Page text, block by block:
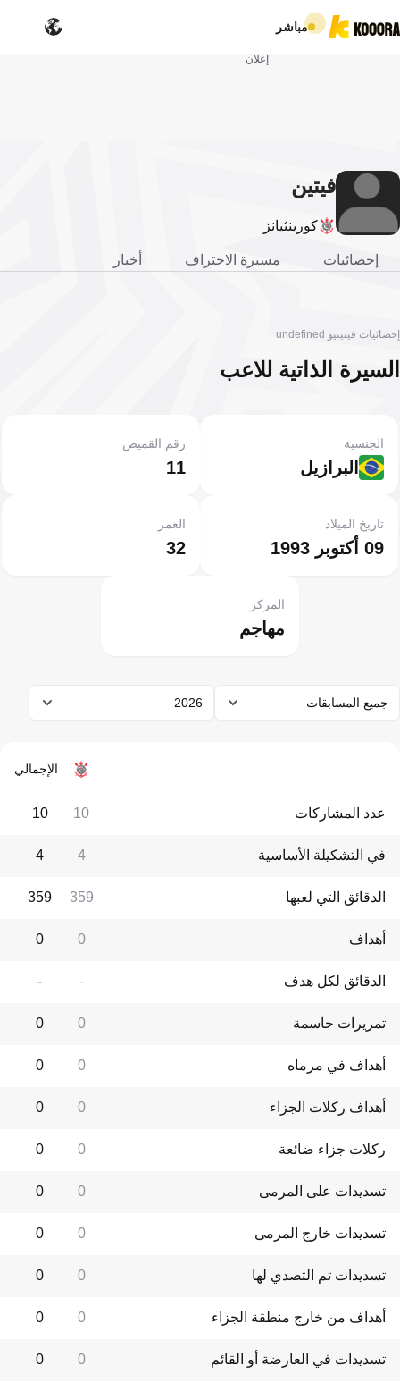
مباشر
إعلان
فيتين
يوكورينثيانز
إحصائيات مسيرة الاحتراف أخبار
إحصائيات فيتينيو undefined
السيرة الذاتية للاعب
البرازيل
الجنسية
11
رقم القميص
09 أكتوبر 1993
تاريخ الميلاد
32
العمر
مهاجم
المركز
جميع المسابقات 2026
الإجمالي
عدد المشاركات 10
10
في التشكيلة الأساسية 4
4
الدقائق التي لعبها 359
359
أهداف 0
0
الدقائق لكل هدف -
-
تمريرات حاسمة 0
0
أهداف في مرماه 0
0
أهداف ركلات الجزاء 0
0
ركلات جزاء ضائعة 0
0
تسديدات على المرمى 0
0
تسديدات خارج المرمى 0
0
تسديدات تم التصدي لها 0
0
أهداف من خارج منطقة الجزاء 0
0
تسديدات في العارضة أو القائم 0
0